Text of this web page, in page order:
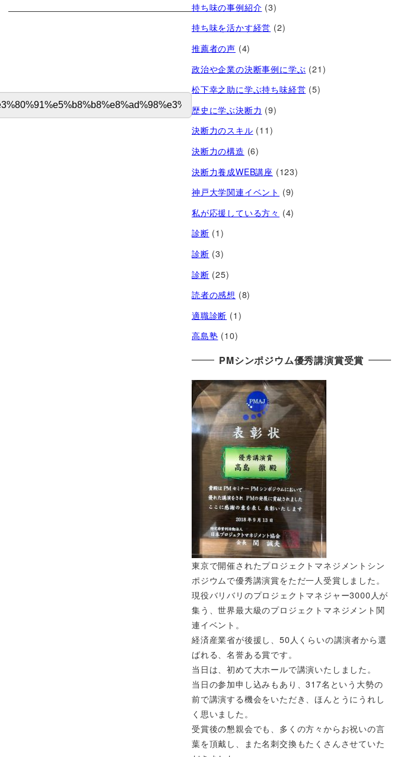
持ち味の事例紹介 (3)
持ち味を活かす経営​ (2)
推薦者の声 (4)
政治や企業の決断事例に学ぶ (21)
松下幸之助に学ぶ持ち味経営 (5)
歴史に学ぶ決断力 (9)
決断力のスキル (11)
決断力の構造 (6)
決断力養成WEB講座 (123)
神戸大学関連イベント (9)
私が応援している方々 (4)
診断 (1)
診断 (3)
診断 (25)
読者の感想 (8)
適職診断 (1)
高島塾 (10)
PMシンポジウム優秀講演賞受賞
東京で開催されたプロジェクトマネジメントシン
ポジウムで優秀講演賞をただ一人受賞しました。
現役バリバリのプロジェクトマネジャー3000人が
集う、世界最大級のプロジェクトマネジメント関
連イベント。
経済産業省が後援し、50人くらいの講演者から選
ばれる、名誉ある賞です。
当日は、初めて大ホールで講演いたしました。
当日の参加申し込みもあり、317名という大勢の
前で講演する機会をいただき、ほんとうにうれし
く思いました。
受賞後の懇親会でも、多くの方々からお祝いの言
葉を頂戴し、また名刺交換もたくさんさせていた